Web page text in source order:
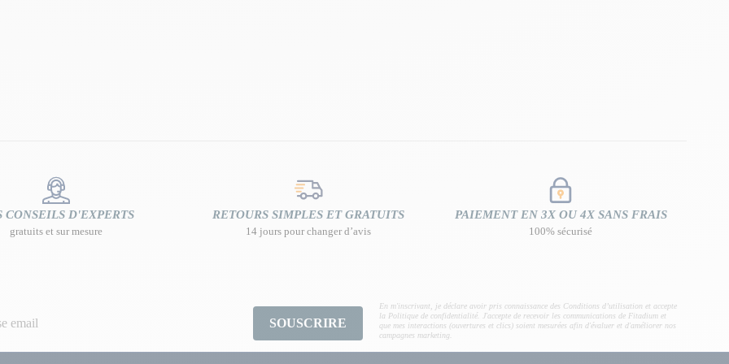
CONSEILS D'EXPERTS
gratuits et sur mesure
RETOURS SIMPLES ET GRATUITS
14 jours pour changer d’avis
PAIEMENT EN 3X OU 4X SANS FRAIS
100% sécurisé
SOUSCRIRE
En m'inscrivant, je déclare avoir pris connaissance des Conditions d’utilisation et accepte
la Politique de confidentialité. J'accepte de recevoir les communications de Fitadium et
que mes interactions (ouvertures et clics) soient mesurées afin d'évaluer et d'améliorer nos
campagnes marketing.